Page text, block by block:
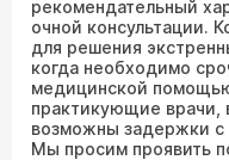
рекомендательный
очной консультации.
для решения
когда необходимо
медицинской
практикующие
возможны задержки с
Мы просим проявить